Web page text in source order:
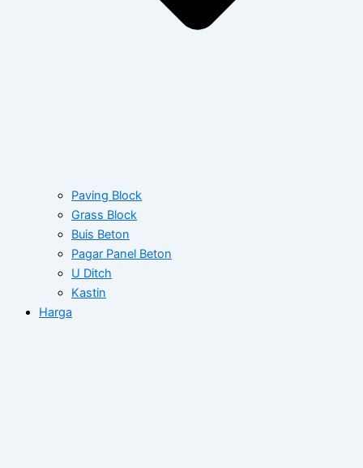
Paving Block
Grass Block
Buis Beton
Pagar Panel Beton
U Ditch
Kastin
Harga